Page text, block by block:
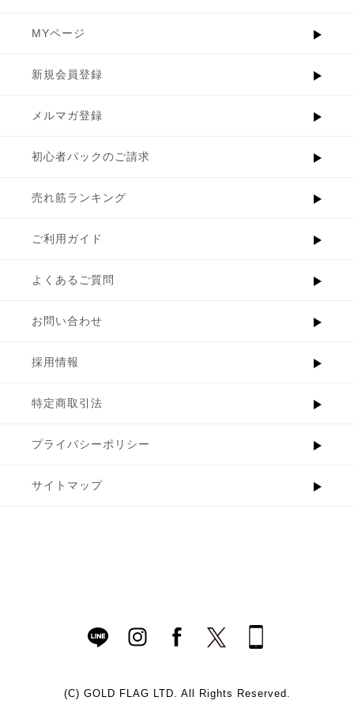
MYページ
新規会員登録
メルマガ登録
初心者パックのご請求
売れ筋ランキング
ご利用ガイド
よくあるご質問
お問い合わせ
採用情報
特定商取引法
プライバシーポリシー
サイトマップ
(C) GOLD FLAG LTD. All Rights Reserved.